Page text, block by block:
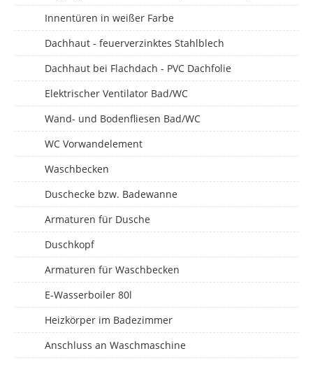
Innentüren in weißer Farbe
Dachhaut - feuerverzinktes Stahlblech
Dachhaut bei Flachdach - PVC Dachfolie
Elektrischer Ventilator Bad/WC
Wand- und Bodenfliesen Bad/WC
WC Vorwandelement
Waschbecken
Duschecke bzw. Badewanne
Armaturen für Dusche
Duschkopf
Armaturen für Waschbecken
E-Wasserboiler 80l
Heizkörper im Badezimmer
Anschluss an Waschmaschine